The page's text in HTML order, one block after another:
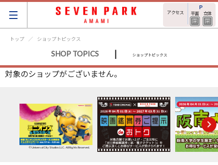
アクセス 平面 立体
トップ ショップトピックス
SHOP TOPICS | ショップトピックス
対象のショップがございません。
© Universal City Studios LLC. All Rights Reserved.